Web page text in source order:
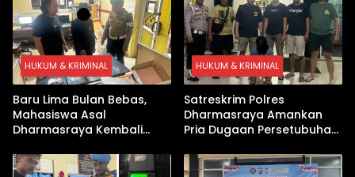
HUKUM & KRIMINAL
Baru Lima Bulan Bebas,
Mahasiswa Asal
Dharmasraya Kembali
HUKUM & KRIMINAL
Satreskrim Polres
Dharmasraya Amankan
Pria Dugaan Persetubuhan